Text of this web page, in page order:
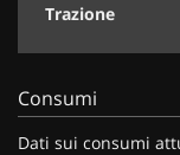
Trazione
Consumi
Dati sui consumi